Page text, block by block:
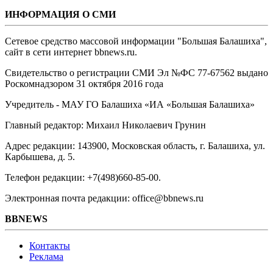
ИНФОРМАЦИЯ О СМИ
Сетевое средство массовой информации "Большая Балашиха",
сайт в сети интернет bbnews.ru.
Свидетельство о регистрации СМИ Эл №ФС ‎77-67562 выдано
Роскомнадзором 31 октября 2016 года
Учредитель - МАУ ГО Балашиха «ИА «Большая Балашиха»
Главный редактор: Михаил Николаевич Грунин
Адрес редакции: 143900, Московская область, г. Балашиха, ул.
Карбышева, д. 5.
Телефон редакции: +7(498)660-85-00.
Электронная почта редакции: office@bbnews.ru
BBNEWS
Контакты
Реклама